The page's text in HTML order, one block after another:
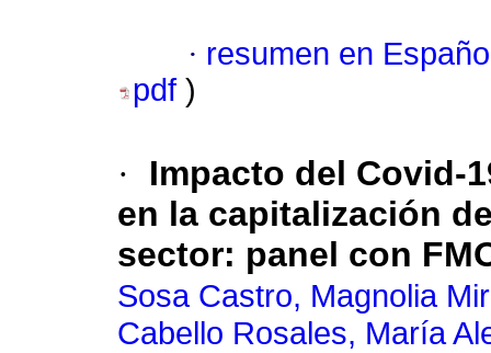
· resumen en
pdf )
·
Impacto del Covid-
en la capitalización
sector: panel con
Sosa Castro, Magnolia
Cabello Rosales, María